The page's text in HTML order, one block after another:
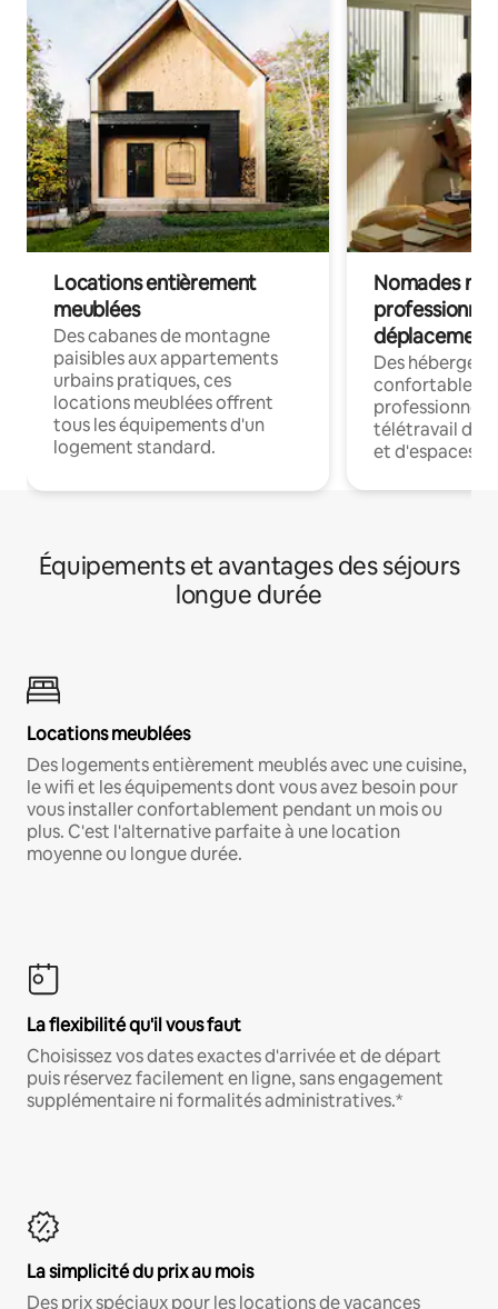
Locations entièrement
meublées
Des cabanes de montagne
paisibles aux appartements
urbains pratiques, ces
locations meublées offrent
tous les équipements d'un
logement standard.
Nomades
déplacement
Des
confortables
professionnels
télétravail
et d'espaces
Équipements et avantages des séjours
longue durée
Locations meublées
Des logements entièrement meublés avec une cuisine,
le wifi et les équipements dont vous avez besoin pour
vous installer confortablement pendant un mois ou
plus. C'est l'alternative parfaite à une location
moyenne ou longue durée.
La flexibilité qu'il vous faut
Choisissez vos dates exactes d'arrivée et de départ
puis réservez facilement en ligne, sans engagement
supplémentaire ni formalités administratives.*
La simplicité du prix au mois
Des prix spéciaux pour les locations de vacances